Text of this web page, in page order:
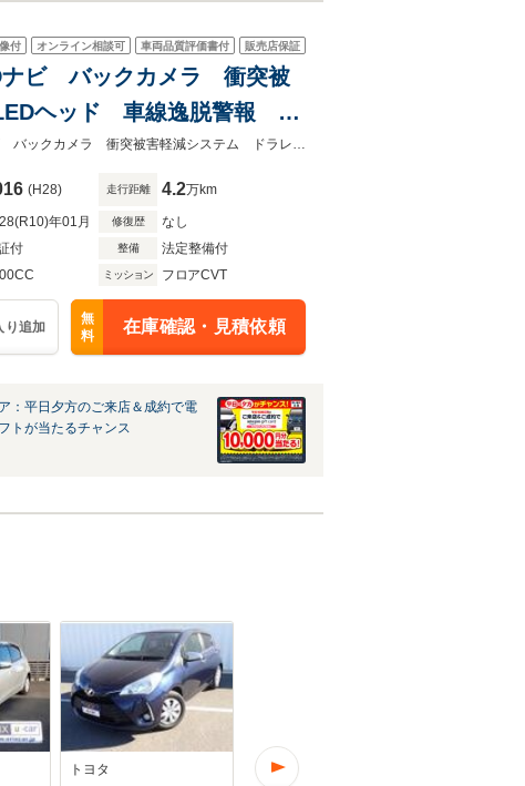
付 オンライン相談可 車両品質評価書付 販売店保証
ナビ バックカメラ 衝突被
ヘッド 車線逸脱警報 オ
セグ
★グループ約３０，０００台の在庫から取り寄せ可能！★禁煙車 ＳＤナビ バックカメラ 衝突被害軽減システム ドラレコ スマートキー ＬＥＤヘッド
(H28) 走行距離 4.2万km
年01月 修復歴 なし
付 整備 法定整備付
ミッション フロアCVT
り追加
無
料
在庫確認・見積依頼
：平日夕方のご来店＆成約で電
トが当たるチャンス
トヨタ トヨタ